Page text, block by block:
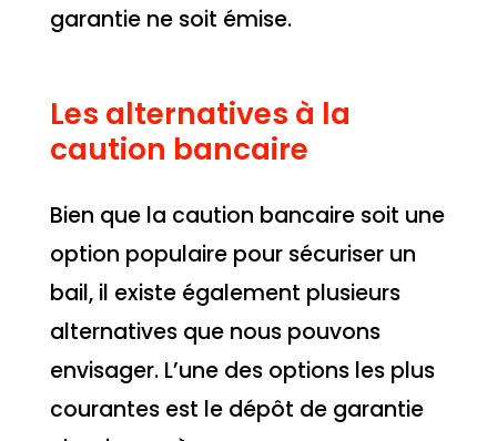
garantie ne soit émise.
Les alternatives à la
caution bancaire
Bien que la caution bancaire soit une
option populaire pour sécuriser un
bail, il existe également plusieurs
alternatives que nous pouvons
envisager. L’une des options les plus
courantes est le dépôt de garantie